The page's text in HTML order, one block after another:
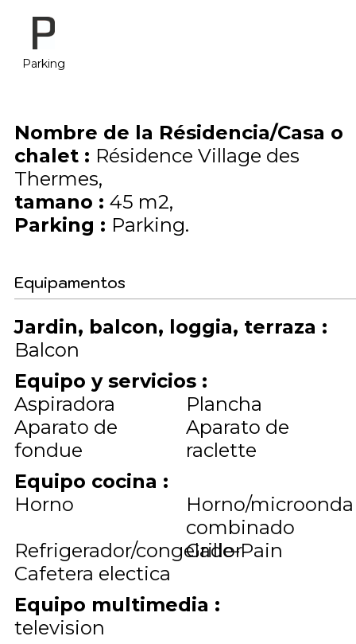
Parking
Nombre de la Résidencia/Casa o
chalet : Résidence Village des
Thermes
tamano : 45 m2
Parking : Parking
Equipamentos
Jardin, balcon, loggia, terraza :
Balcon
Equipo y servicios :
Aspiradora
Plancha
Aparato de
fondue
Aparato de
raclette
Equipo cocina :
Horno
Horno/microonda
combinado
Refrigerador/congelador
Grille-Pain
Cafetera electica
Equipo multimedia :
television